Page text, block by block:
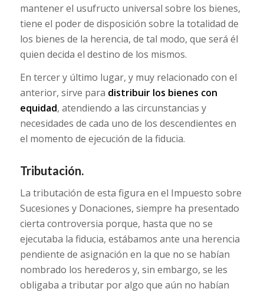
mantener el usufructo universal sobre los bienes,
tiene el poder de disposición sobre la totalidad de
los bienes de la herencia, de tal modo, que será él
quien decida el destino de los mismos.
En tercer y último lugar, y muy relacionado con el
anterior, sirve para distribuir los bienes con
equidad, atendiendo a las circunstancias y
necesidades de cada uno de los descendientes en
el momento de ejecución de la fiducia.
Tributación.
La tributación de esta figura en el Impuesto sobre
Sucesiones y Donaciones, siempre ha presentado
cierta controversia porque, hasta que no se
ejecutaba la fiducia, estábamos ante una herencia
pendiente de asignación en la que no se habían
nombrado los herederos y, sin embargo, se les
obligaba a tributar por algo que aún no habían